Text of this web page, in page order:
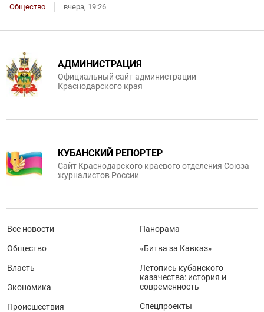
Общество вчера, 19:26
АДМИНИСТРАЦИЯ
Официальный сайт администрации
Краснодарского края
КУБАНСКИЙ РЕПОРТЕР
Сайт Краснодарского краевого отделения Союза
журналистов России
Все новости
Общество
Власть
Экономика
Происшествия
Панорама
«Битва за Кавказ»
Летопись кубанского
казачества: история и
современность
Спецпроекты